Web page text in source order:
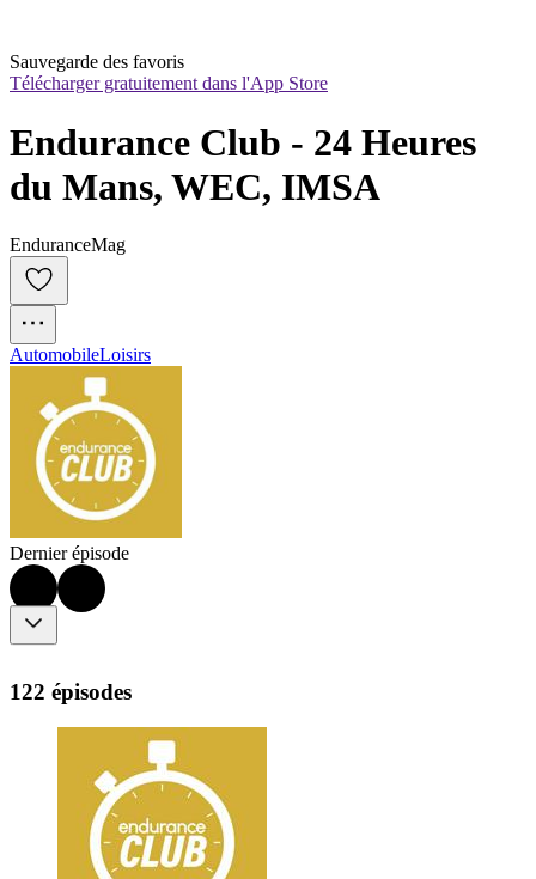
Sauvegarde des favoris
Télécharger gratuitement dans l'App Store
Endurance Club - 24 Heures
du Mans, WEC, IMSA
EnduranceMag
AutomobileLoisirs
Dernier épisode
122 épisodes